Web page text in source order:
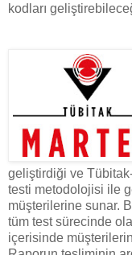
kodları
geliştirdiği ve
testi metodolojisi ile
müşterilerine sunar.
tüm test sürecinde
içerisinde